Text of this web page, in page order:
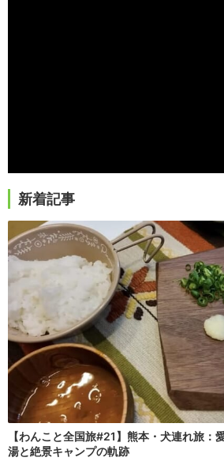
新着記事
【わんこと全国旅#21】熊本・犬連れ旅：
湯と絶景キャンプの軌跡